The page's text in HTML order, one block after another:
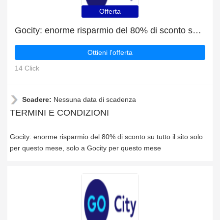
Offerta
Gocity: enorme risparmio del 80% di sconto su tutto il sito solo per questo mese
Ottieni l'offerta
14 Click
Scadere: Nessuna data di scadenza
TERMINI E CONDIZIONI
Gocity: enorme risparmio del 80% di sconto su tutto il sito solo
per questo mese, solo a Gocity per questo mese